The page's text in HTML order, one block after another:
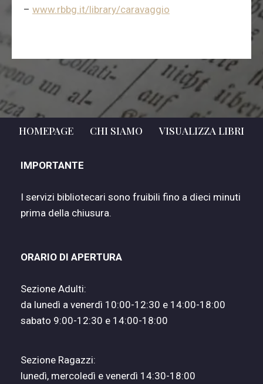
– www.rbbg.it/library/caravaggio
HOMEPAGE CHI SIAMO VISUALIZZA LIBRI
IMPORTANTE
I servizi bibliotecari sono fruibili fino a dieci minuti
prima della chiusura.
ORARIO DI APERTURA
Sezione Adulti:
da lunedì a venerdì 10:00-12:30 e 14:00-18:00
sabato 9:00-12:30 e 14:00-18:00
Sezione Ragazzi:
lunedì, mercoledì e venerdì 14:30-18:00